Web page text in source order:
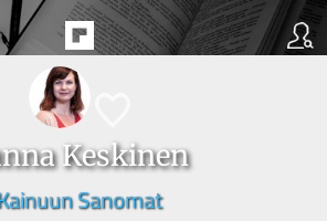
Keskinen
Sanomat